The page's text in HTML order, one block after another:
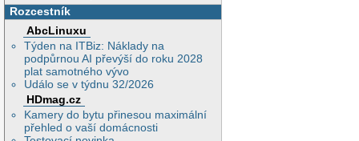
Rozcestník
AbcLinuxu
Týden na ITBiz: Náklady na
podpůrnou AI převýší do roku 2028
plat samotného vývo
Událo se v týdnu 32/2026
HDmag.cz
Kamery do bytu přinesou maximální
přehled o vaší domácnosti